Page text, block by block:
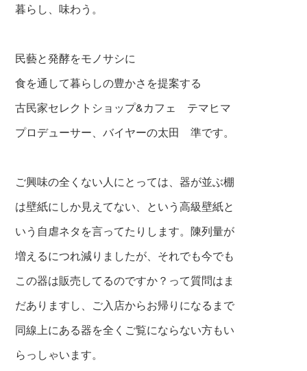
暮らし、味わう。
民藝と発酵をモノサシに
食を通して暮らしの豊かさを提案する
古民家セレクトショップ&カフェ テマヒマ
プロデューサー、バイヤーの太田 準です。
ご興味の全くない人にとっては、器が並ぶ棚
は壁紙にしか見えてない、という高級壁紙と
いう自虐ネタを言ってたりします。陳列量が
増えるにつれ減りましたが、それでも今でも
この器は販売してるのですか？って質問はま
だありますし、ご入店からお帰りになるまで
同線上にある器を全くご覧にならない方もい
らっしゃいます。